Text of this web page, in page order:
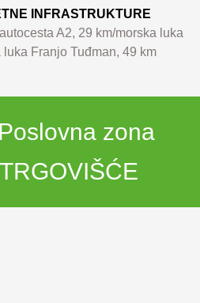
INFRASTRUKTURE
A2, 29 km/morska luka
Franjo Tuđman, 49 km
zona